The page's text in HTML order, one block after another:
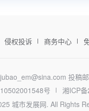
侵权投诉 商务中心
投稿
号
湘ICP
城市发展网. All Rights